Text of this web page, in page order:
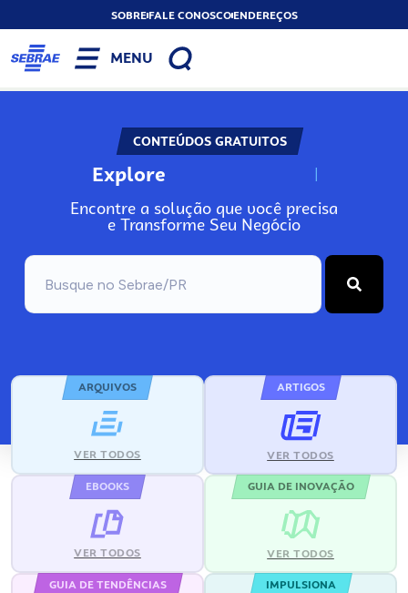
SOBREFALE CONOSCOENDEREÇOS
MENU
CONTEÚDOS GRATUITOS
Explore N
Encontre a solução que você precisa
e Transforme Seu Negócio
ARQUIVOS
VER TODOS
ARTIGOS
VER TODOS
EBOOKS
VER TODOS
GUIA DE INOVAÇÃO
VER TODOS
GUIA DE TENDÊNCIAS IMPULSIONA